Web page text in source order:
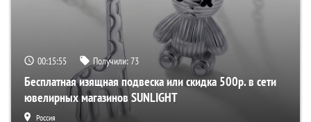
00:15:54 Получили:73
Бесплатная изящная подвеска или скидка 500р. в сети
ювелирных магазинов SUNLIGHT
Россия